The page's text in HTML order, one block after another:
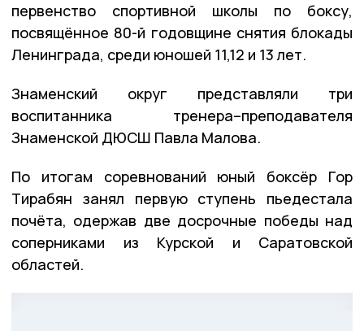
первенство спортивной школы по боксу,
посвящённое 80-й годовщине снятия блокады
Ленинграда, среди юношей 11,12 и 13 лет.
Знаменский округ представляли три
воспитанника тренера–преподавателя
Знаменской ДЮСШ Павла Малова.
По итогам соревнований юный боксёр Гор
Тирабян занял первую ступень пьедестала
почёта, одержав две досрочные победы над
соперниками из Курской и Саратовской
областей.